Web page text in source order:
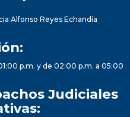
Alfonso Reyes Echandía
p.m. y de 02:00 p.m. a 05:00
Judiciales